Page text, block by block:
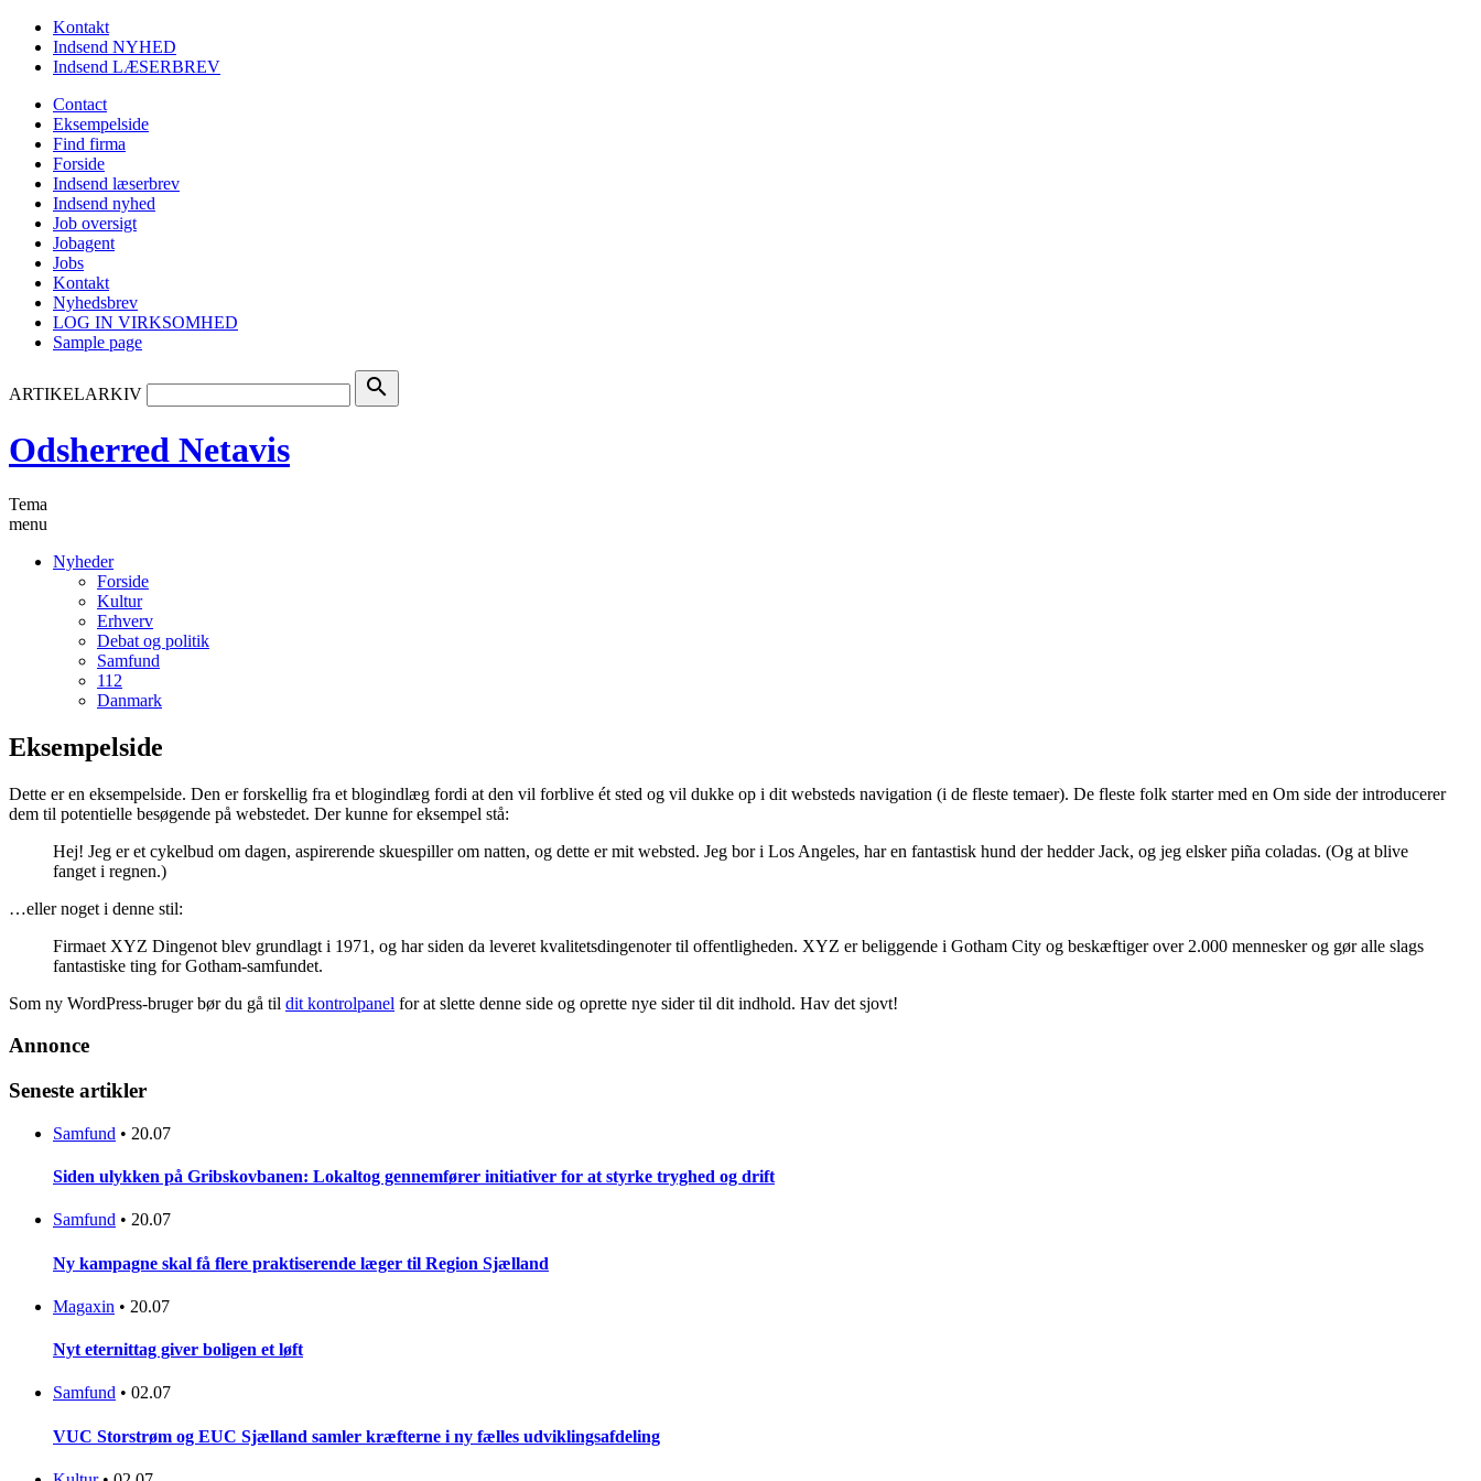
Kontakt
Indsend NYHED
Indsend LÆSERBREV
Contact
Eksempelside
Find firma
Forside
Indsend læserbrev
Indsend nyhed
Job oversigt
Jobagent
Jobs
Kontakt
Nyhedsbrev
LOG IN VIRKSOMHED
Sample page
ARTIKELARKIV search
Odsherred Netavis
Tema
menu
Nyheder
Forside
Kultur
Erhverv
Debat og politik
Samfund
112
Danmark
Eksempelside
Dette er en eksempelside. Den er forskellig fra et blogindlæg fordi at den vil forblive ét sted og vil dukke op i dit websteds navigation (i de fleste temaer). De fleste folk starter med en Om side der introducerer
dem til potentielle besøgende på webstedet. Der kunne for eksempel stå:
Hej! Jeg er et cykelbud om dagen, aspirerende skuespiller om natten, og dette er mit websted. Jeg bor i Los Angeles, har en fantastisk hund der hedder Jack, og jeg elsker piña coladas. (Og at blive
fanget i regnen.)
…eller noget i denne stil:
Firmaet XYZ Dingenot blev grundlagt i 1971, og har siden da leveret kvalitetsdingenoter til offentligheden. XYZ er beliggende i Gotham City og beskæftiger over 2.000 mennesker og gør alle slags
fantastiske ting for Gotham-samfundet.
Som ny WordPress-bruger bør du gå til dit kontrolpanel for at slette denne side og oprette nye sider til dit indhold. Hav det sjovt!
Annonce
Seneste artikler
Samfund • 20.07
Siden ulykken på Gribskovbanen: Lokaltog gennemfører initiativer for at styrke tryghed og drift
Samfund • 20.07
Ny kampagne skal få flere praktiserende læger til Region Sjælland
Magaxin • 20.07
Nyt eternittag giver boligen et løft
Samfund • 02.07
VUC Storstrøm og EUC Sjælland samler kræfterne i ny fælles udviklingsafdeling